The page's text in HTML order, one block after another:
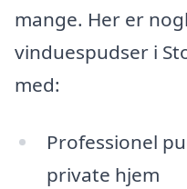
mange. Her er
vinduespudser i
med:
Professionel
private hjem